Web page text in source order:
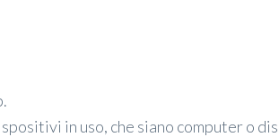
in uso, che siano computer o